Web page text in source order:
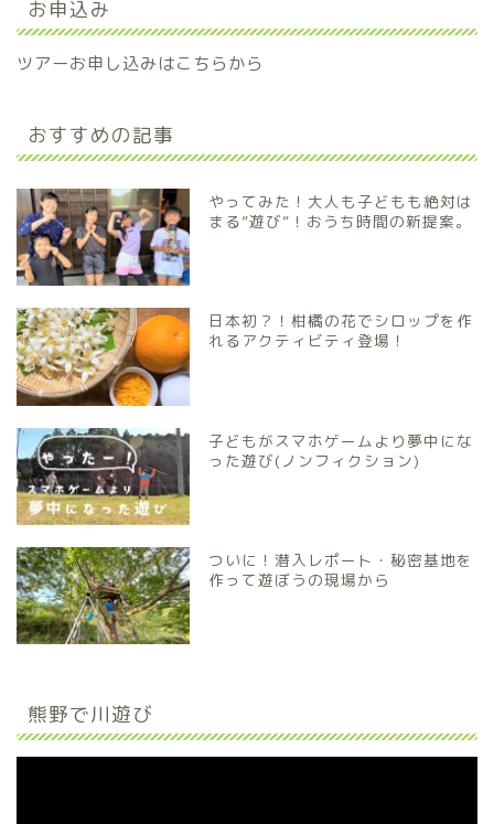
お申込み
ツアーお申し込みはこちらから
おすすめの記事
やってみた！大人も子どもも絶対は
まる”遊び”！おうち時間の新提案。
日本初？！柑橘の花でシロップを作
れるアクティビティ登場！
子どもがスマホゲームより夢中にな
った遊び(ノンフィクション)
ついに！潜入レポート・秘密基地を
作って遊ぼうの現場から
熊野で川遊び